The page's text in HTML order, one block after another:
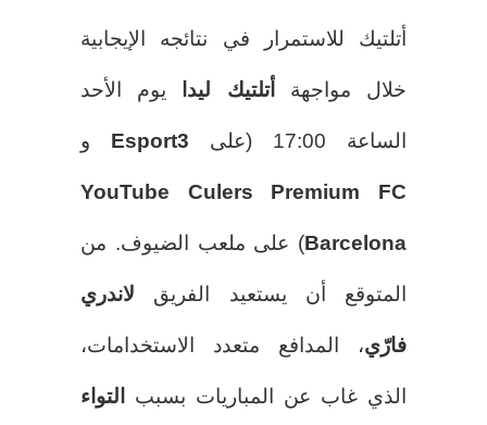
أتلتيك للاستمرار في نتائجه الإيجابية
خلال مواجهة أتلتيك ليدا يوم الأحد
الساعة 17:00 (على Esport3 و
YouTube Culers Premium FC
Barcelona) على ملعب الضيوف. من
المتوقع أن يستعيد الفريق لاندري
فارّي، المدافع متعدد الاستخدامات،
الذي غاب عن المباريات بسبب التواء